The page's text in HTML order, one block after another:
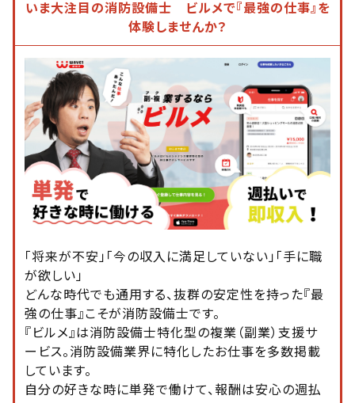
いま大注目の消防設備士 ビルメで『最強の仕事』を
体験しませんか？
「将来が不安」「今の収入に満足していない」「手に職
が欲しい」
どんな時代でも通用する、抜群の安定性を持った『最
強の仕事』こそが消防設備士です。
『ビルメ』は消防設備士特化型の複業（副業）支援サ
ービス。消防設備業界に特化したお仕事を多数掲載
しています。
自分の好きな時に単発で働けて、報酬は安心の週払